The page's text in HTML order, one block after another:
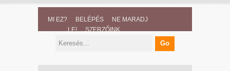
MI EZ? BELÉPÉS
NE MARADJ
LE!
SZERZŐINK